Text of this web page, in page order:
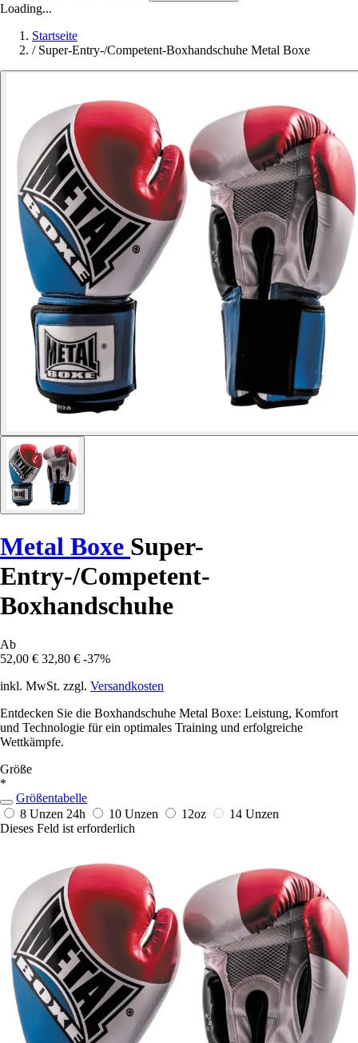
Loading...
Startseite
/ Super-Entry-/Competent-Boxhandschuhe Metal Boxe
Metal Boxe Super-
Entry-/Competent-
Boxhandschuhe
Ab
52,00 € 32,80 € -37%
inkl. MwSt. zzgl. Versandkosten
Entdecken Sie die Boxhandschuhe Metal Boxe: Leistung, Komfort
und Technologie für ein optimales Training und erfolgreiche
Wettkämpfe.
Größe
*
Größentabelle
8 Unzen 24h 10 Unzen 12oz
14 Unzen
Dieses Feld ist erforderlich